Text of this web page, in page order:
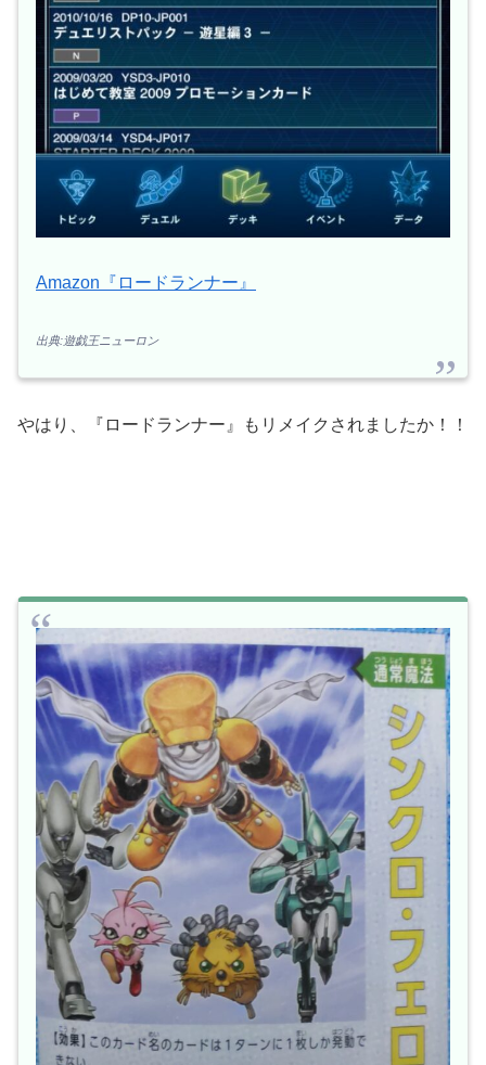
Amazon『ロードランナー』
出典:遊戯王ニューロン
やはり、『ロードランナー』もリメイクされましたか！！